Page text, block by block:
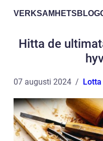
Hitta de
07 augusti 2024